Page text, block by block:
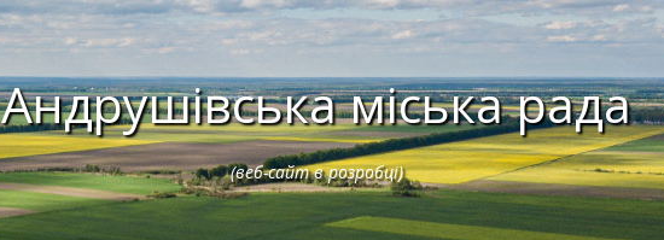
Андрушівська міська рада
(веб-сайт в розробці)